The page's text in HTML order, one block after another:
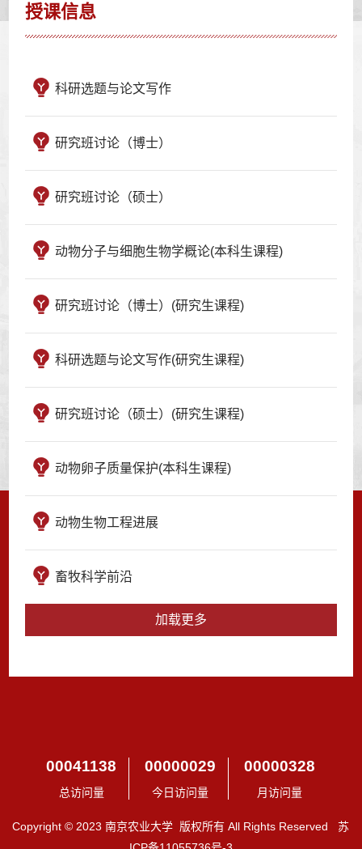
授课信息
科研选题与论文写作
研究班讨论（博士）
研究班讨论（硕士）
动物分子与细胞生物学概论(本科生课程)
研究班讨论（博士）(研究生课程)
科研选题与论文写作(研究生课程)
研究班讨论（硕士）(研究生课程)
动物卵子质量保护(本科生课程)
动物生物工程进展
畜牧科学前沿
加载更多
00041138
总访问量
00000029
今日访问量
00000328
月访问量
Copyright © 2023 南京农业大学 版权所有 All Rights Reserved 苏